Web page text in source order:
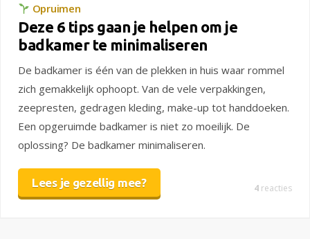
Opruimen
Deze 6 tips gaan je helpen om je
badkamer te minimaliseren
De badkamer is één van de plekken in huis waar rommel
zich gemakkelijk ophoopt. Van de vele verpakkingen,
zeepresten, gedragen kleding, make-up tot handdoeken.
Een opgeruimde badkamer is niet zo moeilijk. De
oplossing? De badkamer minimaliseren.
Lees je gezellig mee? 4 reacties